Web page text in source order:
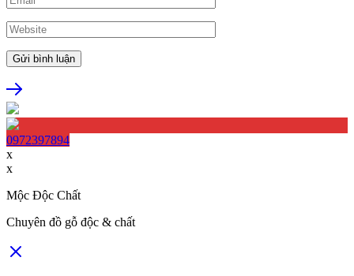
0972397894
x
x
Mộc Độc Chất
Chuyên đồ gỗ độc & chất